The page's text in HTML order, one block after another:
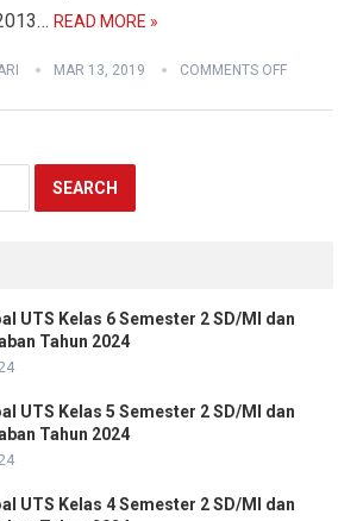
READ MORE »
MAR 13, 2019 COMMENTS OFF
UTS Kelas 6 Semester 2 SD/MI dan
Tahun 2024
UTS Kelas 5 Semester 2 SD/MI dan
Tahun 2024
UTS Kelas 4 Semester 2 SD/MI dan